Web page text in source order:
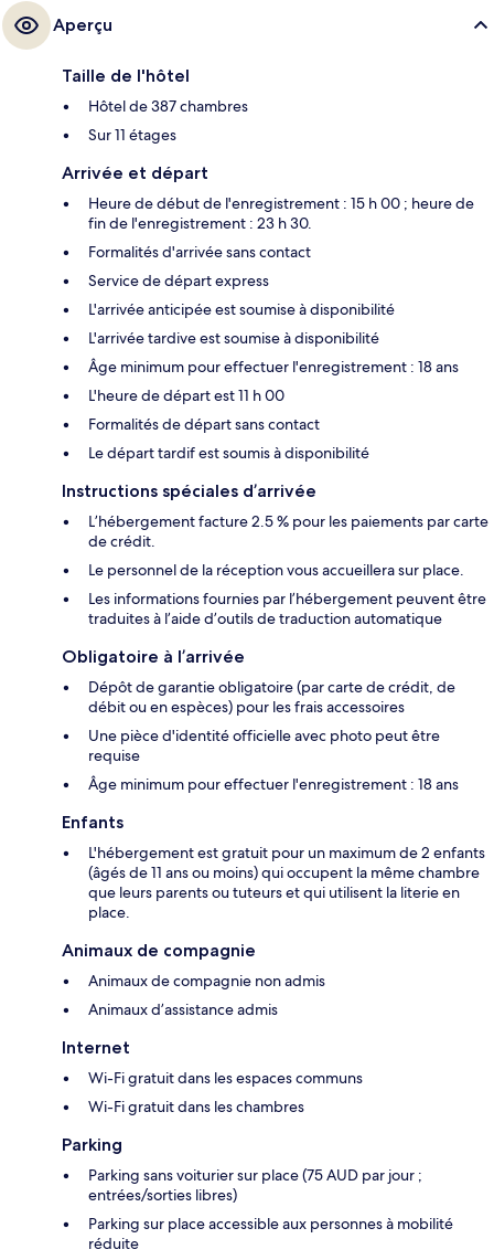
Aperçu
Taille de l'hôtel
Hôtel de 387 chambres
Sur 11 étages
Arrivée et départ
Heure de début de l'enregistrement : 15 h 00 ; heure de
fin de l'enregistrement : 23 h 30.
Formalités d'arrivée sans contact
Service de départ express
L'arrivée anticipée est soumise à disponibilité
L'arrivée tardive est soumise à disponibilité
Âge minimum pour effectuer l'enregistrement : 18 ans
L'heure de départ est 11 h 00
Formalités de départ sans contact
Le départ tardif est soumis à disponibilité
Instructions spéciales d’arrivée
L’hébergement facture 2.5 % pour les paiements par carte
de crédit.
Le personnel de la réception vous accueillera sur place.
Les informations fournies par l’hébergement peuvent être
traduites à l’aide d’outils de traduction automatique
Obligatoire à l’arrivée
Dépôt de garantie obligatoire (par carte de crédit, de
débit ou en espèces) pour les frais accessoires
Une pièce d'identité officielle avec photo peut être
requise
Âge minimum pour effectuer l'enregistrement : 18 ans
Enfants
L'hébergement est gratuit pour un maximum de 2 enfants
(âgés de 11 ans ou moins) qui occupent la même chambre
que leurs parents ou tuteurs et qui utilisent la literie en
place.
Animaux de compagnie
Animaux de compagnie non admis
Animaux d’assistance admis
Internet
Wi-Fi gratuit dans les espaces communs
Wi-Fi gratuit dans les chambres
Parking
Parking sans voiturier sur place (75 AUD par jour ;
entrées/sorties libres)
Parking sur place accessible aux personnes à mobilité
réduite